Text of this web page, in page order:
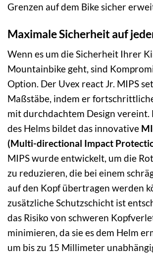
Grenzen auf dem Bike sicher
Maximale Sicherheit auf
Wenn es um die Sicherheit Ihrer
Mountainbike geht, sind
Option. Der Uvex react Jr. MIPS
Maßstäbe, indem er
mit durchdachtem Design vereint.
des Helms bildet das innovative
(Multi-directional Impact
MIPS wurde entwickelt, um die
zu reduzieren, die bei einem
auf den Kopf übertragen werden
zusätzliche Schutzschicht ist
das Risiko von schweren
minimieren, da sie es dem Helm
um bis zu 15 Millimeter